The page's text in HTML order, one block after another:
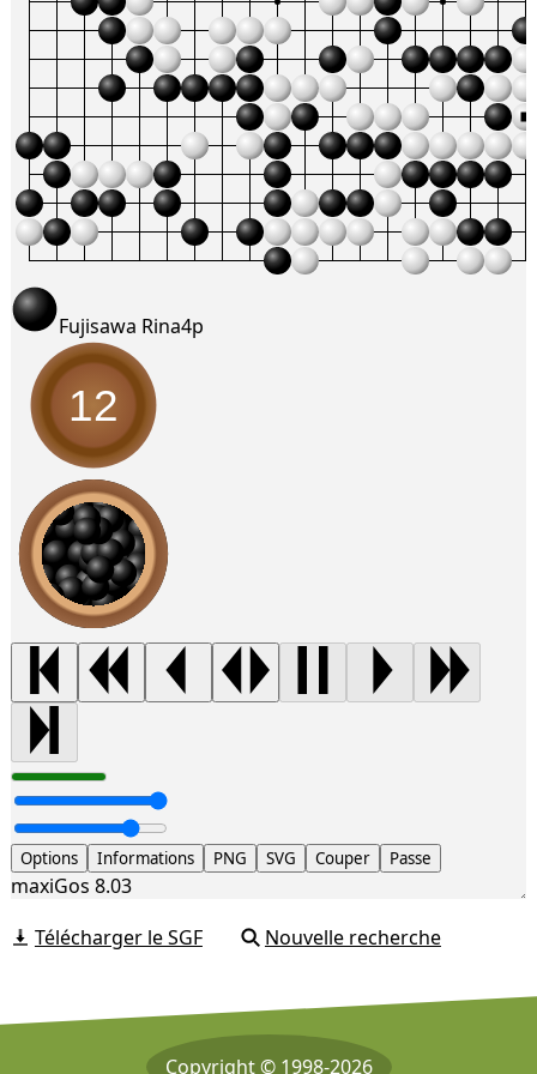
Fujisawa Rina4p
12
Options Informations PNG SVG Couper Passe
maxiGos 8.03
Télécharger le SGF
Nouvelle recherche
Copyright © 1998-2026